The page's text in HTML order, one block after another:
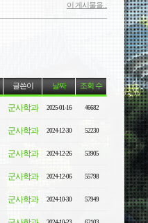
이 게시물을...
글쓴이 날짜 조회 수
군사학과 2025-01-16 46682
군사학과 2024-12-30 52230
군사학과 2024-12-26 53905
군사학과 2024-12-06 55798
군사학과 2024-10-30 57949